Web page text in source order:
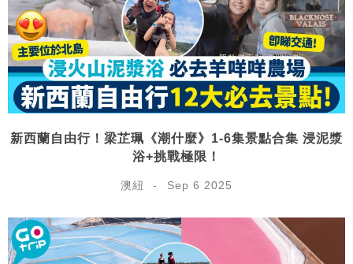
新西蘭自由行！梁芷珮《潮什麼》1-6集景點合集 浸泥漿
浴+挑戰極限！
澳紐 Sep 6 2025